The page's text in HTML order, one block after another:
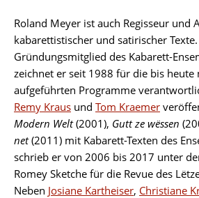
Roland Meyer ist auch Regisseur und
kabarettistischer und satirischer
Gründungsmitglied des Kabarett-
zeichnet er seit 1988 für die bis heute
aufgeführten Programme
Remy Kraus und Tom Kraemer
Modern Welt(2001), Gutt ze wëssen
net(2011) mit Kabarett-Texten des
schrieb er von 2006 bis 2017 unter
Romey Sketche für die Revue des
Neben Josiane Kartheiser, Christiane